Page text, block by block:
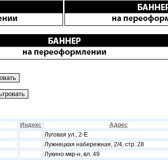
Индекс Адрес
Луговая ул., 2-Е
Лужнецкая набережная, 2/4, стр. 28
Лукино мкр-н, вл. 49